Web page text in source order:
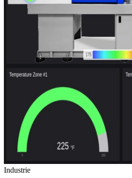
Industrie